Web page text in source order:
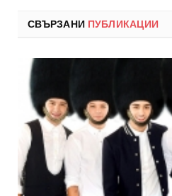
СВЪРЗАНИ ПУБЛИКАЦИИ